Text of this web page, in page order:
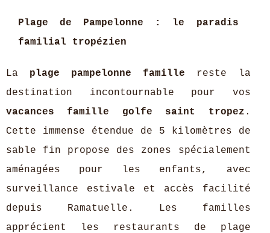
Plage de Pampelonne : le paradis
familial tropézien
La plage pampelonne famille reste la
destination incontournable pour vos
vacances famille golfe saint tropez .
Cette immense étendue de 5 kilomètres de
sable fin propose des zones spécialement
aménagées pour les enfants, avec
surveillance estivale et accès facilité
depuis Ramatuelle. Les familles
apprécient les restaurants de plage